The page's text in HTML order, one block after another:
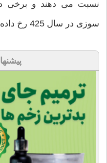
نسبت می دهند و برخی
سوزی در سال 425 رخ داده است.